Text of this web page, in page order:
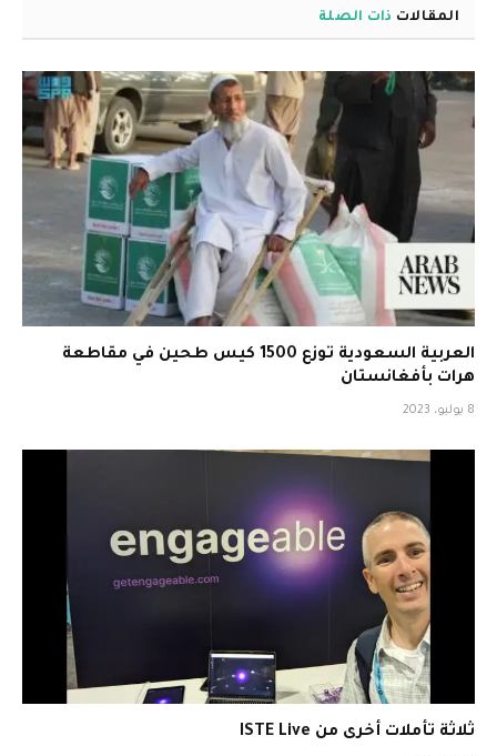
المقالات ذات الصلة
العربية السعودية توزع 1500 كيس طحين في مقاطعة
هرات بأفغانستان
8 يوليو، 2023
ثلاثة تأملات أخرى من ISTE Live